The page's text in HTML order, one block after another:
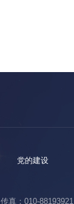
党的建设
传真：010-88193921